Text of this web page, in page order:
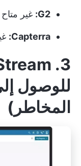
G2: غير متاح
Capterra:
للوصول
المخاطر)